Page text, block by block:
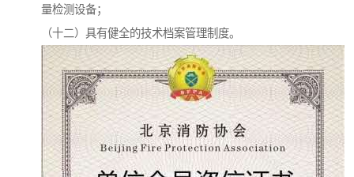
量检测设备；
（十二）具有健全的技术档案管理制度。